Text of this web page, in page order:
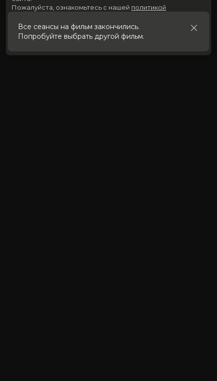
Все сеансы на фильм закончились.
Попробуйте выбрать другой фильм.
Пожалуйста, ознакомьтесь с нашей политикой
Принять